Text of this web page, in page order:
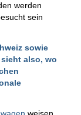
werden
sein
sowie
also, wo